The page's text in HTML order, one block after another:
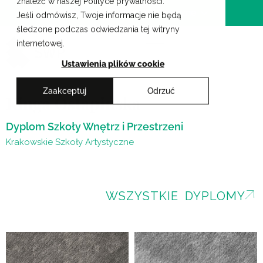
Jeśli odmówisz, Twoje informacje nie będą
śledzone podczas odwiedzania tej witryny
internetowej.
Ustawienia plików cookie
Zaakceptuj Odrzuć
Przejdź
treści
Krakowskie Szkoły Artystyczne
Kinga Ostapińska
Dyplom Szkoły Wnętrz i Przestrzeni
Krakowskie Szkoły Artystyczne
WSZYSTKIE DYPLOMY